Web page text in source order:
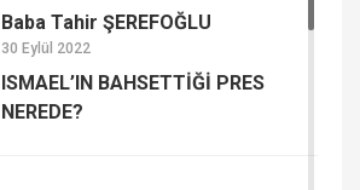
Baba Tahir ŞEREFOĞLU
30 Eylül 2022
ISMAEL’IN BAHSETTİĞİ PRES
NEREDE?